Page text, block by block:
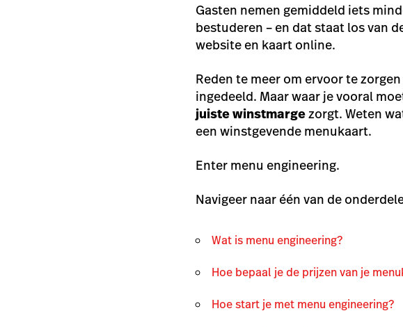
Gasten nemen gemiddeld iets
bestuderen – en dat staat los van
website en kaart online.
Reden te meer om ervoor te
ingedeeld. Maar waar je vooral
juiste winstmargezorgt. Weten
een winstgevende menukaart.
Enter menu engineering.
Navigeer naar één van de
Wat is menu engineering?
Hoe bepaal je de prijzen van je
Hoe start je met menu engineering?